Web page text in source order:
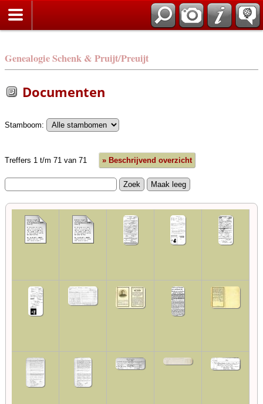
Genealogie Schenk & Pruijt/Preuijt
Documenten
Stamboom:
Treffers 1 t/m 71 van 71 » Beschrijvend overzicht